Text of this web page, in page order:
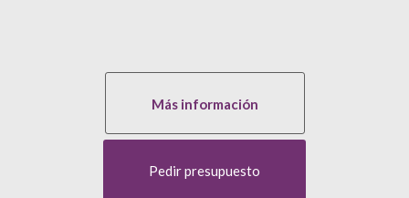
Más información
Pedir presupuesto